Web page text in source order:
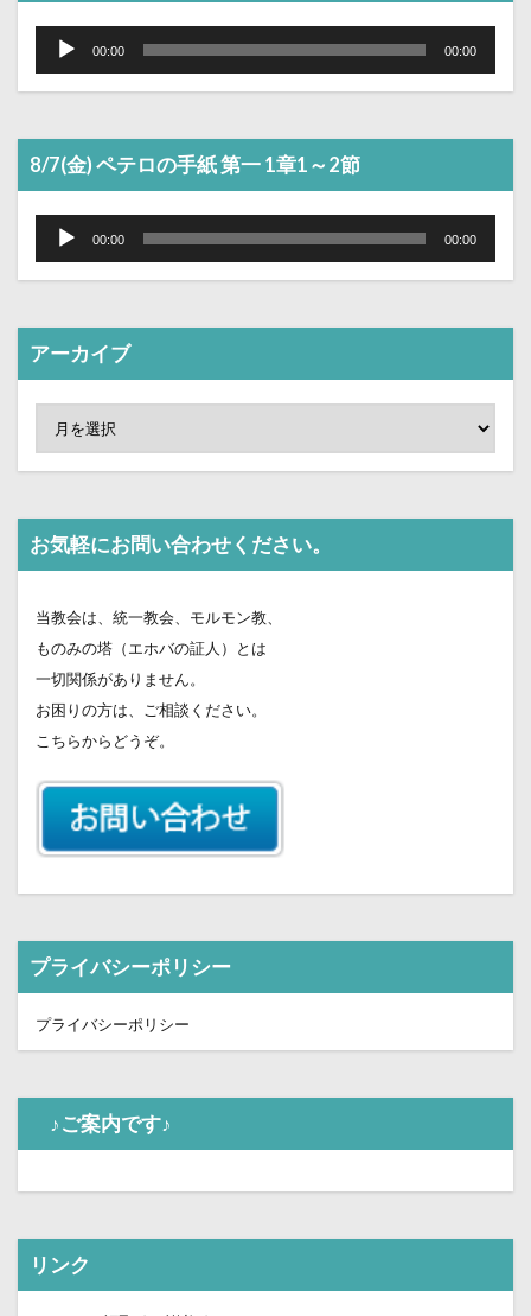
音
レ
ー
00:00 00:00
8/7(金) ペテロの手紙 第一 1章1～2節
音
レ
ー
00:00 00:00
アーカイブ
お気軽にお問い合わせください。
当教会は、統一教会、モルモン教、
ものみの塔（エホバの証人）とは
一切関係がありません。
お困りの方は、ご相談ください。
こちらからどうぞ。
プライバシーポリシー
プライバシーポリシー
♪ご案内です♪
リンク